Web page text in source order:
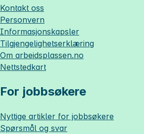
Kontakt oss
Personvern
Informasjonskapsler
Tilgjengelighetserklæring
Om arbeidsplassen.no
Nettstedkart
For jobbsøkere
Nyttige artikler for jobbsøkere
Spørsmål og svar